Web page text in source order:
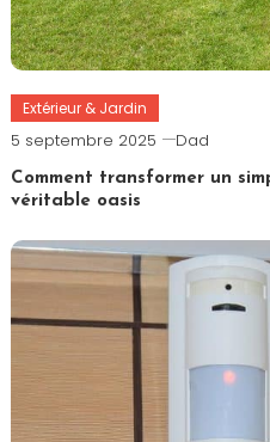
Extérieur & Jardin
5 septembre 2025 Dad
Comment transformer un
véritable oasis